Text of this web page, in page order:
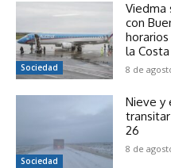
Sociedad
Viedma
con
la
8 de
Sociedad
Nieve y
26
8 de